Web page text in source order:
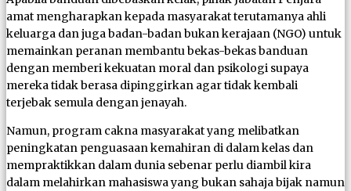
amat mengharapkan kepada masyarakat terutamanya ahli
keluarga dan juga badan-badan bukan kerajaan (NGO) untuk
memainkan peranan membantu bekas-bekas banduan
dengan memberi kekuatan moral dan psikologi supaya
mereka tidak berasa dipinggirkan agar tidak kembali
terjebak semula dengan jenayah.
Namun, program cakna masyarakat yang melibatkan
peningkatan penguasaan kemahiran di dalam kelas dan
mempraktikkan dalam dunia sebenar perlu diambil kira
dalam melahirkan mahasiswa yang bukan sahaja bijak namun